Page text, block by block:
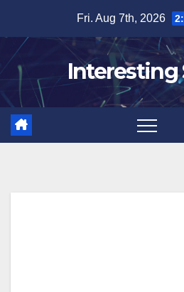
content
Fri. Aug 7th, 2026
Interesting